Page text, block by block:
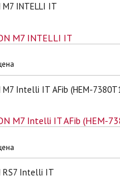
M7 INTELLI IT
M7 Intelli IT AFib (HEM-
RS7 Intelli IT